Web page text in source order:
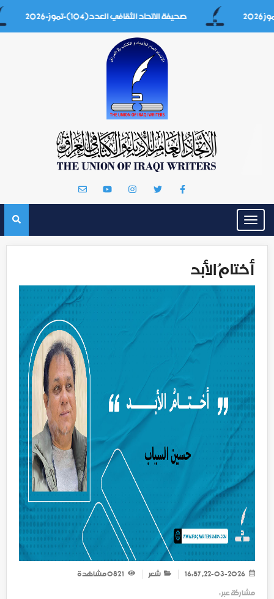
صحيفة الاتحاد الثقافي العدد(104)-تموز-2026
Toggle
navigation
أختامُ الأبد
شعر
مشاهدة
مشاركة عبر :